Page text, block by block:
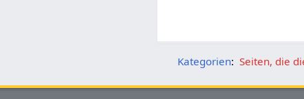
Kategorien: Seiten, die